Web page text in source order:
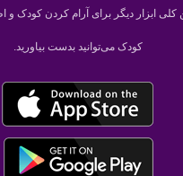
کلی ابزار دیگر برای آرام کردن کودک
کودک می‌توانید بدست بیاورید.